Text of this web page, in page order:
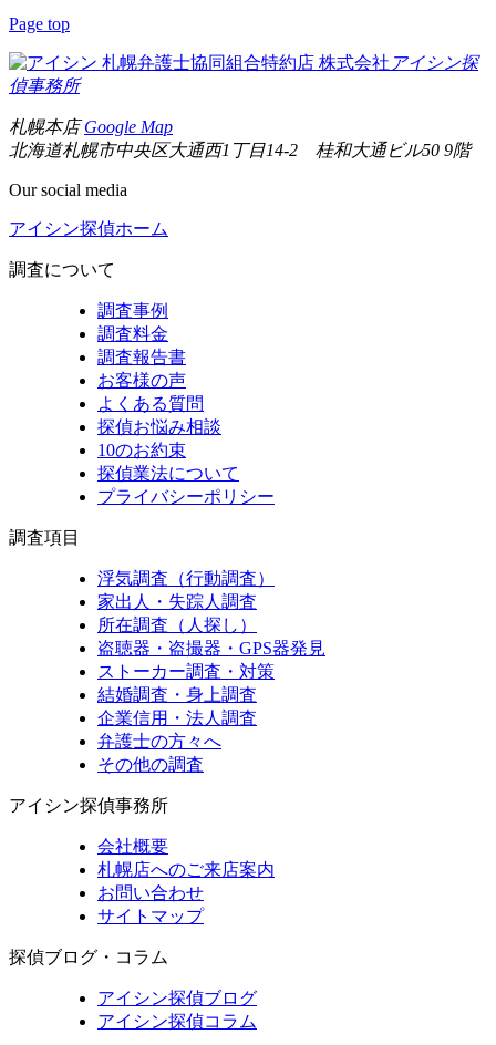
Page top
札幌弁護士協同組合特約店 株式会社 アイシン探
偵事務所
札幌本店Google Map
北海道札幌市中央区大通西1丁目14-2 桂和大通ビル50 9階
Our social media
アイシン探偵ホーム
調査について
調査事例
調査料金
調査報告書
お客様の声
よくある質問
探偵お悩み相談
10のお約束
探偵業法について
プライバシーポリシー
調査項目
浮気調査（行動調査）
家出人・失踪人調査
所在調査（人探し）
盗聴器・盗撮器・GPS器発見
ストーカー調査・対策
結婚調査・身上調査
企業信用・法人調査
弁護士の方々へ
その他の調査
アイシン探偵事務所
会社概要
札幌店へのご来店案内
お問い合わせ
サイトマップ
探偵ブログ・コラム
アイシン探偵ブログ
アイシン探偵コラム